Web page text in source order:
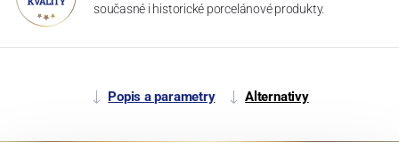
současné i historické porcelánové produkty.
Popis a parametry Alternativy